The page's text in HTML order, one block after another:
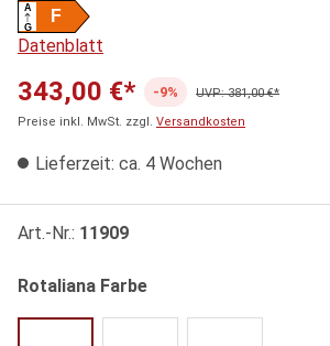
F
A
G
Datenblatt
343,00 €* -9%
UVP: 381,00 €*
Preise inkl. MwSt. zzgl. Versandkosten
Lieferzeit: ca. 4 Wochen
Art.-Nr.: 11909
Rotaliana Farbeauswählen